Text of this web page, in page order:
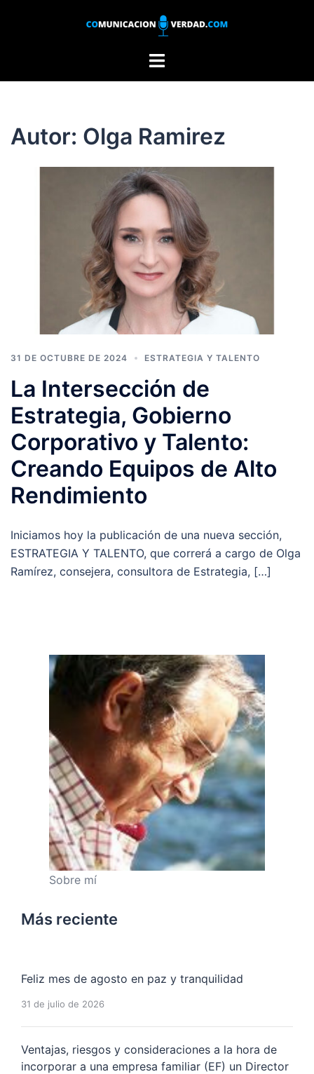
Alternar
Autor: Olga Ramirez
31 DE OCTUBRE DE 2024 ESTRATEGIA Y TALENTO
La Intersección de
Estrategia, Gobierno
Corporativo y Talento:
Creando Equipos de Alto
Rendimiento
Iniciamos hoy la publicación de una nueva sección,
ESTRATEGIA Y TALENTO, que correrá a cargo de Olga
Ramírez, consejera, consultora de Estrategia, […]
Sobre mí
Más reciente
Feliz mes de agosto en paz y tranquilidad
31 de julio de 2026
Ventajas, riesgos y consideraciones a la hora de
incorporar a una empresa familiar (EF) un Director